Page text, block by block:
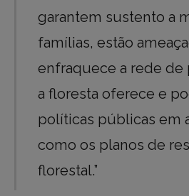
garantem sustento a
famílias, estão
enfraquece a rede de
a floresta oferece e
políticas públicas em
como os planos de
florestal.”